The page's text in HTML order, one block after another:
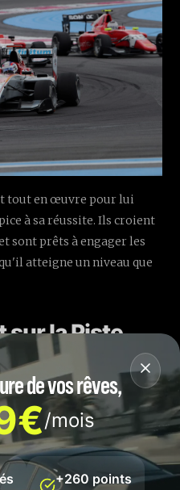
tout en œuvre pour lui
à sa réussite. Ils croient
sont prêts à engager les
atteigne un niveau que
sur la Piste
s'accompagne d'une
son entourage. Après les
avec un feedback
Sa capacité à
son équipe vers l'avant
de chef de file.
de vos rêves,
/mois
+260 points